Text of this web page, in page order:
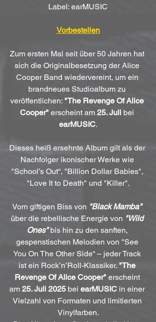
Label: earMUSIC
Vorbestellen
Zum ersten Mal seit über 50 Jahren hat
sich die Originalbesetzung der Alice
Cooper Band wiedervereint, um ein
brandneues Studioalbum zu
veröffentlichen: "The Revenge Of Alice
Cooper" erscheint am 25. Juli bei
earMUSIC.
Dieses heiß ersehnte Album gilt als der
Nachfolger ikonischer Werke wie
"School’s Out“, "Billion Dollar Babies",
"Love It to Death" und "Killer".
Vom giftigen Biss von "Black Mamba"
über die rebellische Energie von "Wild
Ones" bis hin zu den sanften,
gespenstischen Melodien von "See
You On The Other Side“ – jeder Track
ist ein Rock’n’Roll-Klassiker. "The
Revenge Of Alice Cooper" erscheint
am 25. Juli 2025 bei earMUSIC in einer
Vielzahl von Formaten und limitierten
Vinylfarben.